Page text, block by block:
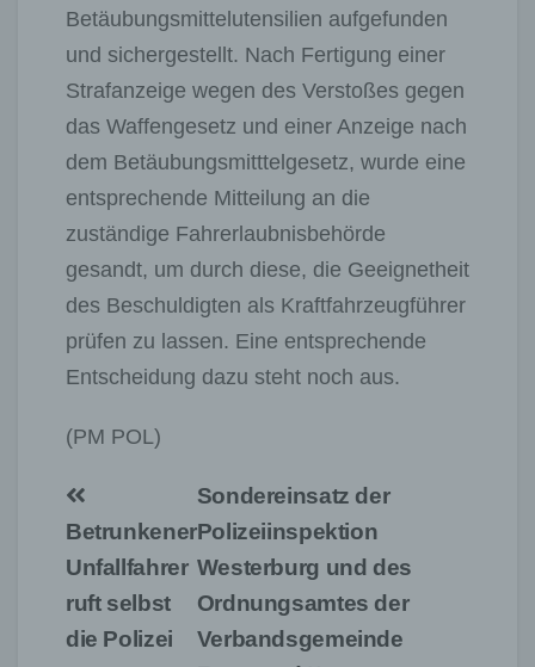
Betäubungsmittelutensilien aufgefunden
und sichergestellt. Nach Fertigung einer
Strafanzeige wegen des Verstoßes gegen
das Waffengesetz und einer Anzeige nach
dem Betäubungsmitttelgesetz, wurde eine
entsprechende Mitteilung an die
zuständige Fahrerlaubnisbehörde
gesandt, um durch diese, die Geeignetheit
des Beschuldigten als Kraftfahrzeugführer
prüfen zu lassen. Eine entsprechende
Entscheidung dazu steht noch aus.
(PM POL)
Beitragsnavigation
Sondereinsatz der
Polizeiinspektion
Westerburg und des
Ordnungsamtes der
Verbandsgemeinde
Betrunkener
Unfallfahrer
ruft selbst
die Polizei